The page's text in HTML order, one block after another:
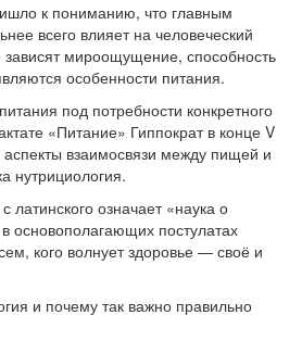
к пониманию, что главным
всего влияет на человеческий
зависят мироощущение, способность
особенности питания.
под потребности конкретного
«Питание» Гиппократ в конце V
взаимосвязи между пищей и
нутрициология.
латинского означает «наука о
основополагающих постулатах
кого волнует здоровье — своё и